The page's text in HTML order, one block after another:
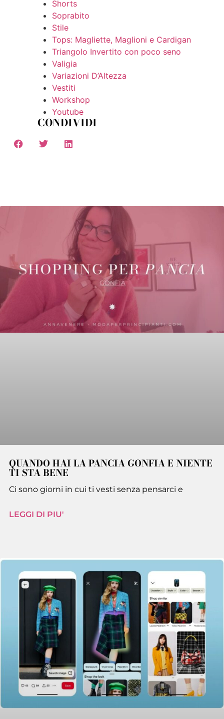
Shorts
Soprabito
Stile
Tops: Magliette, Maglioni e Cardigan
Triangolo Invertito con poco seno
Valigia
Variazioni D’Altezza
Vestiti
Workshop
Youtube
CONDIVIDI
QUANDO HAI LA PANCIA GONFIA E NIENTE
TI STA BENE
Ci sono giorni in cui ti vesti senza pensarci e
LEGGI DI PIU'